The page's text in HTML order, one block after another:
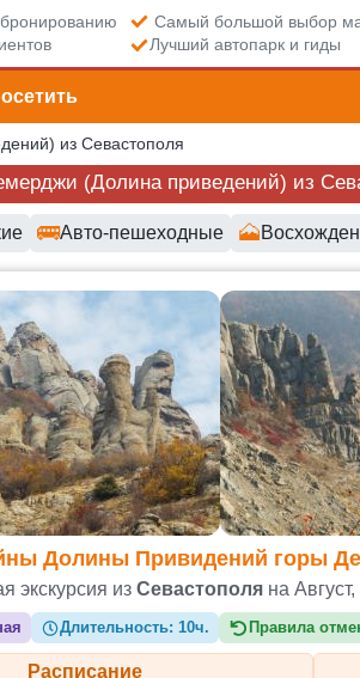
Самый большой выбор
Лучший автопарк и гиды
из Севастополя
(Долина приведений) из
🚌Авто-пешеходные 🗻
и цены
Долины Привидений горы
экскурсия из Севастополя на
Длительность:10ч. Правила
Расписание